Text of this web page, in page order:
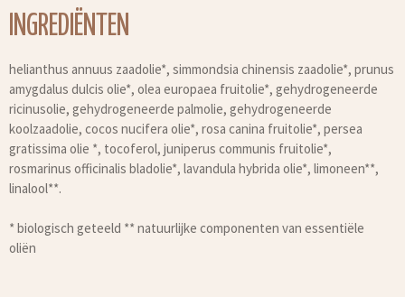
INGREDIËNTEN
helianthus annuus zaadolie*, simmondsia chinensis zaadolie*, prunus
amygdalus dulcis olie*, olea europaea fruitolie*, gehydrogeneerde
ricinusolie, gehydrogeneerde palmolie, gehydrogeneerde
koolzaadolie, cocos nucifera olie*, rosa canina fruitolie*, persea
gratissima olie *, tocoferol, juniperus communis fruitolie*,
rosmarinus officinalis bladolie*, lavandula hybrida olie*, limoneen**,
linalool**.
* biologisch geteeld ** natuurlijke componenten van essentiële
oliën